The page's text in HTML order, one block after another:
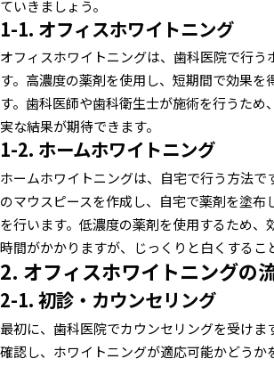
ていきましょう。
1-1. オフィスホワイトニング
オフィスホワイトニングは、歯科医院で行う
す。高濃度の薬剤を使用し、短期間で効果を
す。歯科医師や歯科衛生士が施術を行うため
実な結果が期待できます。
1-2. ホームホワイトニング
ホームホワイトニングは、自宅で行う方法で
のマウスピースを作成し、自宅で薬剤を塗布
を行います。低濃度の薬剤を使用するため、
時間がかかりますが、じっくりと白くするこ
2. オフィスホワイトニングの
2-1. 初診・カウンセリング
最初に、歯科医院でカウンセリングを受けま
確認し、ホワイトニングが適応可能かどうか